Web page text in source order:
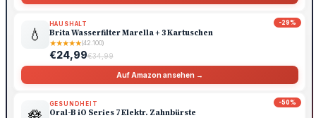
-29%
💧
HAUSHALT
Brita Wasserfilter Marella + 3 Kartuschen
★★★★★(42.100)
€24,99€34,99
Auf Amazon ansehen →
-50%
🪷
GESUNDHEIT
Oral-B iO Series 7 Elektr. Zahnbürste